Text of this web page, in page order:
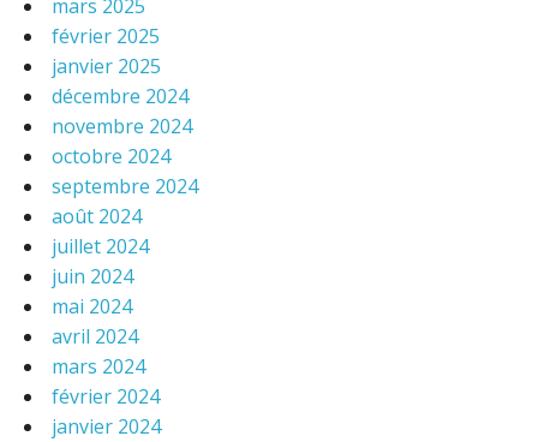
mars 2025
février 2025
janvier 2025
décembre 2024
novembre 2024
octobre 2024
septembre 2024
août 2024
juillet 2024
juin 2024
mai 2024
avril 2024
mars 2024
février 2024
janvier 2024